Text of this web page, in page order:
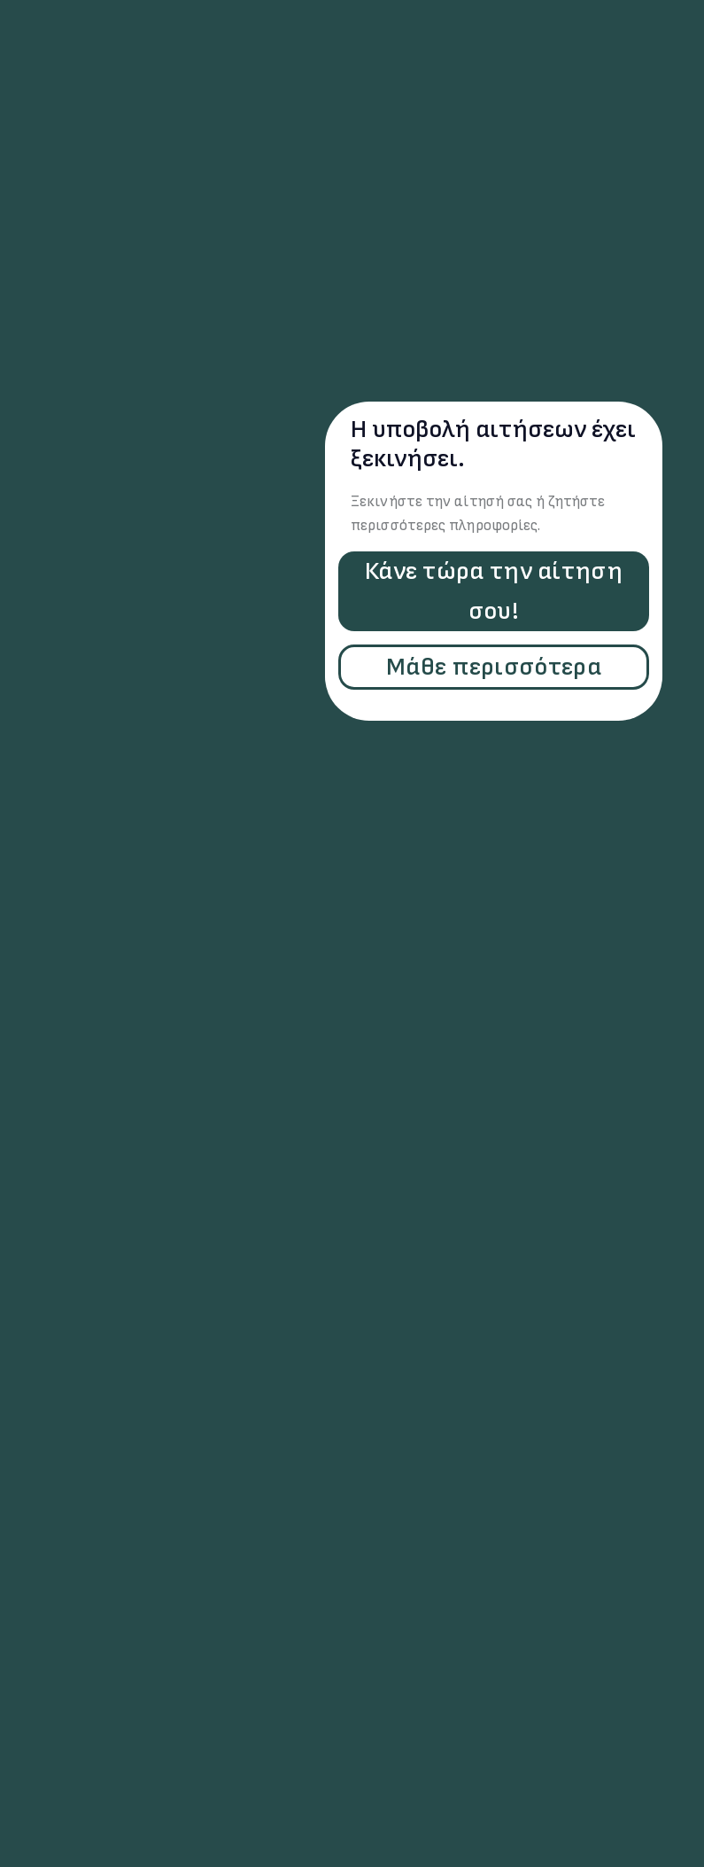
Η υποβολή αιτήσεων έχει
ξεκινήσει.
Ξεκινήστε την αίτησή σας ή ζητήστε
περισσότερες πληροφορίες.
Κάνε τώρα την αίτηση
σου!
Μάθε περισσότερα